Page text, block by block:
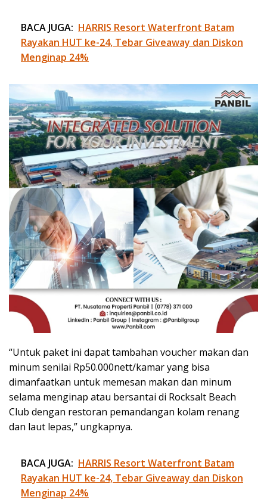
BACA JUGA: HARRIS Resort Waterfront Batam
Rayakan HUT ke-24, Tebar Giveaway dan Diskon
Menginap 24%
“Untuk paket ini dapat tambahan voucher makan dan
minum senilai Rp50.000nett/kamar yang bisa
dimanfaatkan untuk memesan makan dan minum
selama menginap atau bersantai di Rocksalt Beach
Club dengan restoran pemandangan kolam renang
dan laut lepas,” ungkapnya.
BACA JUGA: HARRIS Resort Waterfront Batam
Rayakan HUT ke-24, Tebar Giveaway dan Diskon
Menginap 24%